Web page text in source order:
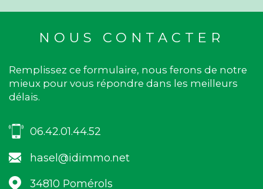
NOUS CONTACTER
Remplissez ce formulaire, nous ferons de notre
mieux pour vous répondre dans les meilleurs
délais.
06.42.01.44.52
hasel@idimmo.net
34810 Pomérols